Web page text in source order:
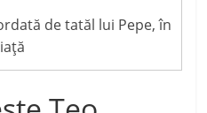
de tatăl lui Pepe, în